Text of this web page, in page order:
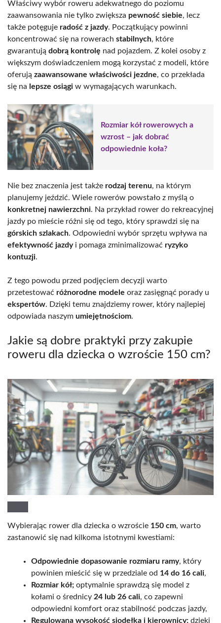
Właściwy wybór roweru adekwatnego do poziomu
zaawansowania nie tylko zwiększa pewność siebie, lecz
także potęguje radość z jazdy. Początkujący powinni
koncentrować się na rowerach stabilnych, które
gwarantują dobrą kontrolę nad pojazdem. Z kolei osoby z
większym doświadczeniem mogą korzystać z modeli, które
oferują zaawansowane właściwości jezdne, co przekłada
się na lepsze osiągi w wymagających warunkach.
Rozmiar kół rowerowych a
wzrost – jak dobrać
odpowiednie koła?
Nie bez znaczenia jest także rodzaj terenu, na którym
planujemy jeździć. Wiele rowerów powstało z myślą o
konkretnej nawierzchni. Na przykład rower do rekreacyjnej
jazdy po mieście różni się od tego, który sprawdzi się na
górskich szlakach. Odpowiedni wybór sprzętu wpływa na
efektywność jazdyi pomaga zminimalizować ryzyko
kontuzji.
Z tego powodu przed podjęciem decyzji warto
przetestować różnorodne modele oraz zasięgnąć porady u
ekspertów. Dzięki temu znajdziemy rower, który najlepiej
odpowiada naszym umiejętnościom.
Jakie są dobre praktyki przy zakupie
roweru dla dziecka o wzroście 150 cm?
Wybierając rower dla dziecka o wzroście 150 cm, warto
zastanowić się nad kilkoma istotnymi kwestiami:
Odpowiednie dopasowanie rozmiaru ramy, który
powinien mieścić się w przedziale od 14 do 16 cali,
Rozmiar kół; optymalnie sprawdzą się model z
kołami o średnicy 24 lub 26 cali, co zapewni
odpowiedni komfort oraz stabilność podczas jazdy,
Regulowana wysokość siodełka i kierownicy; dzięki